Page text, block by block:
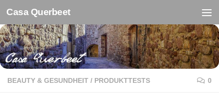
Zum Inhalt springen
Casa Querbeet
BEAUTY & GESUNDHEIT / PRODUKTTESTS 0